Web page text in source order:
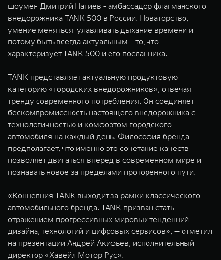
шоумен Дмитрий Нагиев - амбассадор флагманского
внедорожника TANK 500 в России. Новаторство,
умение меняться, улавливать дыхание времени и
потому быть всегда актуальным – то, что
характеризует TANK 500 и его посланника.
TANK представляет актуальную продуктовую
категорию «городских внедорожников», отвечая
тренду современного потребления. Он соединяет
бескомпромиссность настоящего внедорожника с
технологичностью и комфортом городского
автомобиля на каждый день. Философия бренда
предполагает, что именно это сочетание качеств
позволяет двигаться вперед в современном мире и
познавать новое за пределами проторенного пути.
«Концепция TANK выходит за рамки классического
автомобильного бренда. TANK призван стать
отражением прогрессивных мировых тенденций
дизайна, технологий и цифровых сервисов», — отметил
на презентации Андрей Акифьев, исполнительный
директор «Хавейл Мотор Рус».